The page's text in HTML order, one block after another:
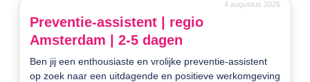
4 augustus 2026
Preventie-assistent | regio
Amsterdam | 2-5 dagen
Ben jij een enthousiaste en vrolijke preventie-assistent
op zoek naar een uitdagende en positieve werkomgeving